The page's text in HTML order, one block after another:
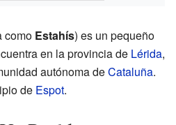
como Estahís) es un pequeño
en la provincia de Lérida,
autónoma deCataluña.
de Espot.